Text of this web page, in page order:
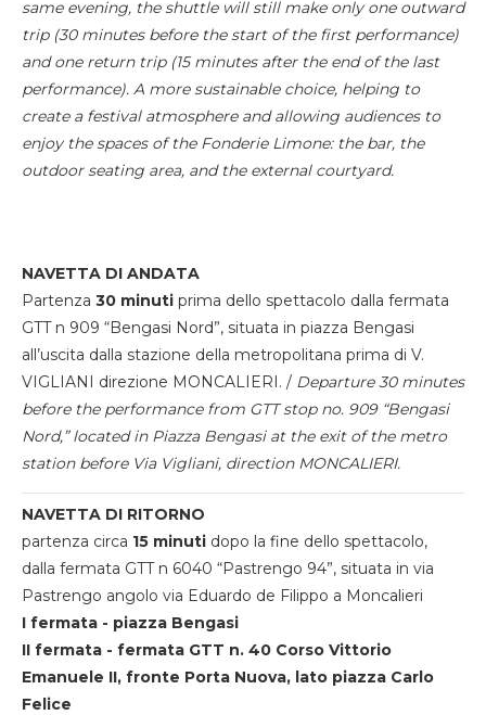
same evening, the shuttle will still make only one outward
trip (30 minutes before the start of the first performance)
and one return trip (15 minutes after the end of the last
performance). A more sustainable choice, helping to
create a festival atmosphere and allowing audiences to
enjoy the spaces of the Fonderie Limone: the bar, the
outdoor seating area, and the external courtyard.
NAVETTA DI ANDATA
Partenza 30 minuti prima dello spettacolo dalla fermata
GTT n 909 “Bengasi Nord”, situata in piazza Bengasi
all’uscita dalla stazione della metropolitana prima di V.
VIGLIANI direzione MONCALIERI. / Departure 30 minutes
before the performance from GTT stop no. 909 “Bengasi
Nord,” located in Piazza Bengasi at the exit of the metro
station before Via Vigliani, direction MONCALIERI.
NAVETTA DI RITORNO
partenza circa 15 minuti dopo la fine dello spettacolo,
dalla fermata GTT n 6040 “Pastrengo 94”, situata in via
Pastrengo angolo via Eduardo de Filippo a Moncalieri
I fermata - piazza Bengasi
II fermata - fermata GTT n. 40 Corso Vittorio
Emanuele II, fronte Porta Nuova, lato piazza Carlo
Felice